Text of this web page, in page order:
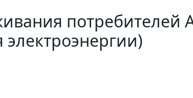
потребителей